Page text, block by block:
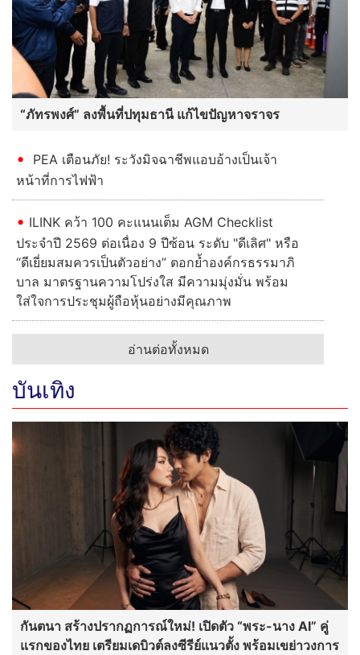
“ภัทรพงศ์” ลงพื้นที่ปทุมธานี แก้ไขปัญหาจราจร
PEA เตือนภัย! ระวังมิจฉาชีพแอบอ้างเป็นเจ้า
หน้าที่การไฟฟ้า
ILINK คว้า 100 คะแนนเต็ม AGM Checklist
ประจำปี 2569 ต่อเนื่อง 9 ปีซ้อน ระดับ "ดีเลิศ" หรือ
“ดีเยี่ยมสมควรเป็นตัวอย่าง” ตอกย้ำองค์กรธรรมาภิ
บาล มาตรฐานความโปร่งใส มีความมุ่งมั่น พร้อม
ใส่ใจการประชุมผู้ถือหุ้นอย่างมีคุณภาพ
อ่านต่อทั้งหมด
บันเทิง
กันตนา สร้างปรากฏการณ์ใหม่! เปิดตัว “พระ-นาง AI” คู่
แรกของไทย เตรียมเดบิวต์ลงซีรีย์แนวตั้ง พร้อมเขย่าวงการ